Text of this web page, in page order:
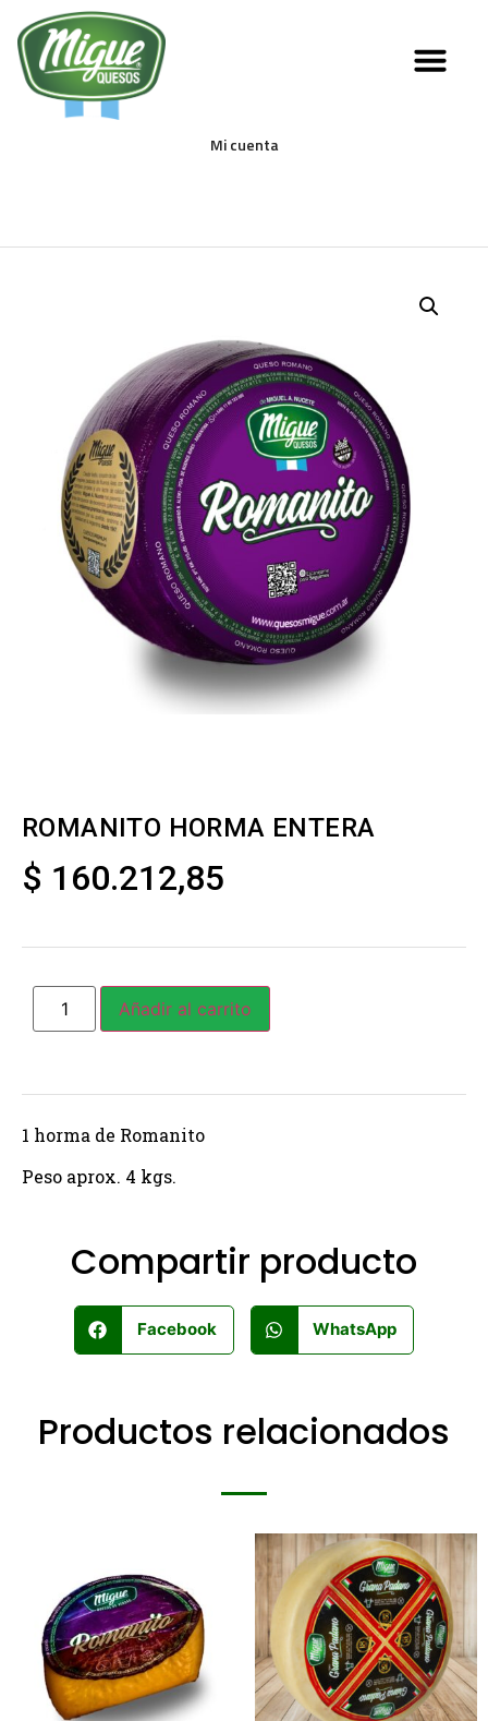
Mi cuenta
ROMANITO HORMA ENTERA
$ 160.212,85
Añadir al carrito
1 horma de Romanito
Peso aprox. 4 kgs.
Compartir producto
Facebook WhatsApp
Productos relacionados